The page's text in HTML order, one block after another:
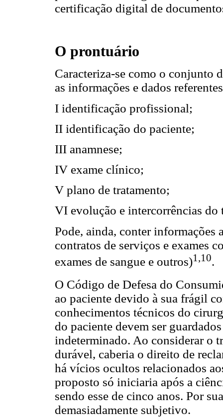
certificação digital de
O prontuário
Caracteriza-se como o conjunto
as informações e dados
I identificação profissional;
II identificação do paciente;
III anamnese;
IV exame clínico;
V plano de tratamento;
VI evolução e intercorrências do
Pode, ainda, conter informações
contratos de serviços e exames
exames de sangue e outros)1,10.
O Código de Defesa do
ao paciente devido à sua frágil
conhecimentos técnicos do
do paciente devem ser
indeterminado. Ao considerar o
durável, caberia o direito de
há vícios ocultos relacionados
proposto só iniciaria após a
sendo esse de cinco anos. Por
demasiadamente subjetivo.